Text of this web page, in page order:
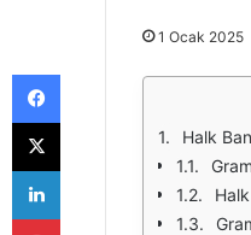
1 Ocak 2025
Halk
Halk
Facebook
X
LinkedIn
Pinterest